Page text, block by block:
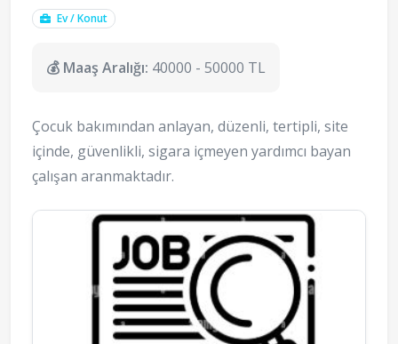
Ev / Konut
💰 Maaş Aralığı: 40000 - 50000 TL
Çocuk bakımından anlayan, düzenli, tertipli, site
içinde, güvenlikli, sigara içmeyen yardımcı bayan
çalışan aranmaktadır.